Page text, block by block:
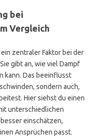
bei
Vergleich
zentraler Faktor bei der
gibt an, wie viel Dampf
kann. Das beeinflusst
sondern auch,
Hier siehst du einen
unterschiedlichen
einschätzen,
Ansprüchen passt.